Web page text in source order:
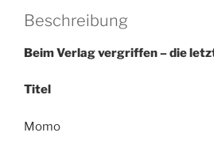
Beschreibung
Beim Verlag vergriffen – die
Titel
Momo